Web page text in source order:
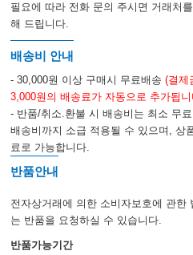
Section X: Renal & Electrolyte Disorders
34. Oliguria & Acute Kidney Injury
35. Sodium & Water Imbalance
36. Potassium
37. Magnesium
38. Calcium & Phosphorus
Section XI: The Abdomen and Pelvis
40. Abdominal Sources of Sepsis
41. Urinary Tract Infection
필요에 따라 전화 문의 주시면 거래처
해 드립니다.
배송비 안내
- 30,000원 이상 구매시 무료배송(결제
3,000원의 배송료가 자동으로 추가됩
- 반품/취소.환불 시 배송비는 최소 무
배송비까지 소급 적용될 수 있으며, 상
료로 가능합니다.
반품안내
전자상거래에 의한 소비자보호에 관한
는 반품을 요청하실 수 있습니다.
반품가능기간